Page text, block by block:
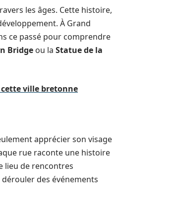
les âges. Cette histoire,
À Grand
ce passé pour comprendre
Bridge ou la Statue de la
cette ville bretonne
apprécier son visage
rue raconte une histoire
lieu de rencontres
des événements